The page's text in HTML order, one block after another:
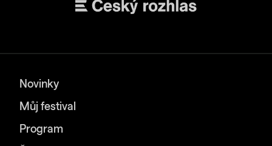
Novinky
Můj festival
Program